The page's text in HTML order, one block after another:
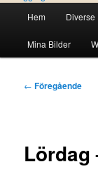
Hem Diverse
Mina Bilder
Inläggsnavigering
← Föregående
Lördag